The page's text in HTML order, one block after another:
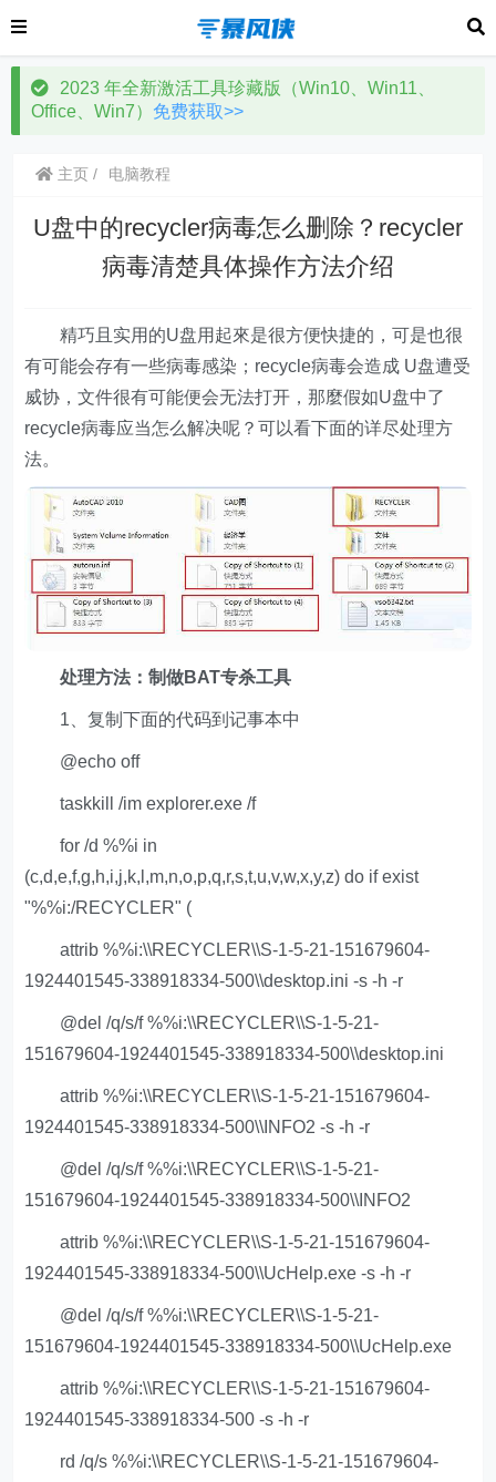
2023 年全新激活工具珍藏版（Win10、Win11、
Office、Win7） 免费获取>>
主页 电脑教程
U盘中的recycler病毒怎么删除？recycler
病毒清楚具体操作方法介绍
精巧且实用的U盘用起來是很方便快捷的，可是也很
有可能会存有一些病毒感染；recycle病毒会造成 U盘遭受
威协，文件很有可能便会无法打开，那麼假如U盘中了
recycle病毒应当怎么解决呢？可以看下面的详尽处理方
法。
处理方法：制做BAT专杀工具
1、复制下面的代码到记事本中
@echo off
taskkill /im explorer.exe /f
for /d %%i in
(c,d,e,f,g,h,i,j,k,l,m,n,o,p,q,r,s,t,u,v,w,x,y,z) do if exist
"%%i:/RECYCLER" (
attrib %%i:\\RECYCLER\\S-1-5-21-151679604-
1924401545-338918334-500\\desktop.ini -s -h -r
@del /q/s/f %%i:\\RECYCLER\\S-1-5-21-
151679604-1924401545-338918334-500\\desktop.ini
attrib %%i:\\RECYCLER\\S-1-5-21-151679604-
1924401545-338918334-500\\INFO2 -s -h -r
@del /q/s/f %%i:\\RECYCLER\\S-1-5-21-
151679604-1924401545-338918334-500\\INFO2
attrib %%i:\\RECYCLER\\S-1-5-21-151679604-
1924401545-338918334-500\\UcHelp.exe -s -h -r
@del /q/s/f %%i:\\RECYCLER\\S-1-5-21-
151679604-1924401545-338918334-500\\UcHelp.exe
attrib %%i:\\RECYCLER\\S-1-5-21-151679604-
1924401545-338918334-500 -s -h -r
rd /q/s %%i:\\RECYCLER\\S-1-5-21-151679604-